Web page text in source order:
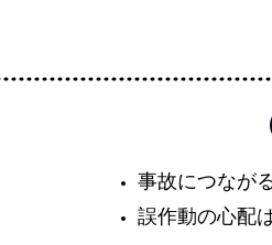
事故につなが
誤作動の心配